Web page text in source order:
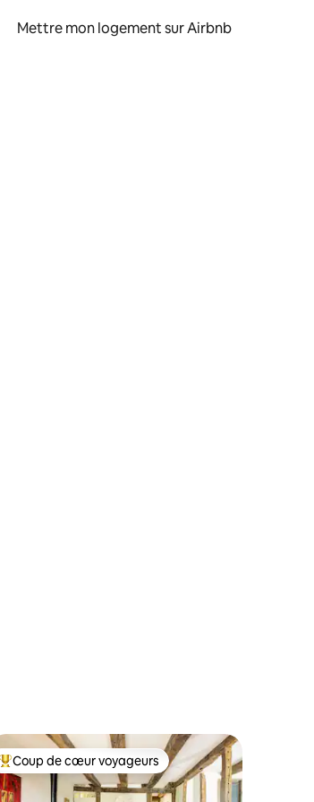
Mettre mon logement sur Airbnb
Coups de cœur voyageurs les plus appréciés
Coup de cœur voyageurs